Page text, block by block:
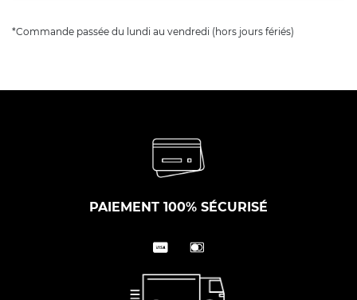
*Commande passée du lundi au vendredi (hors jours fériés)
PAIEMENT 100% SÉCURISÉ